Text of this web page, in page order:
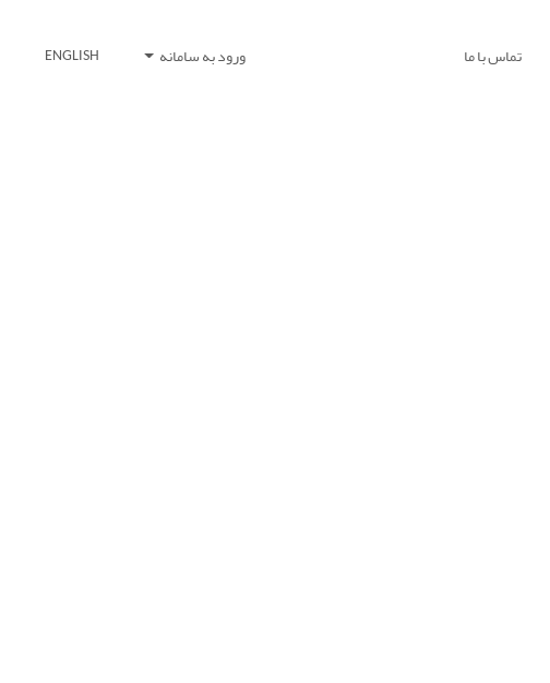
تماس با ما ورود به سامانه ENGLISH